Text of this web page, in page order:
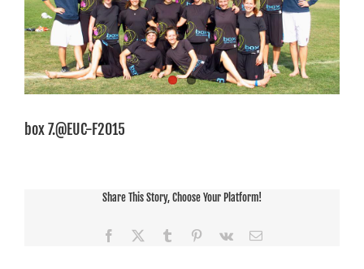
box 7.@EUC-F2015
Share This Story, Choose Your Platform!
Facebook Tumblr Pinterest
Vk
E-